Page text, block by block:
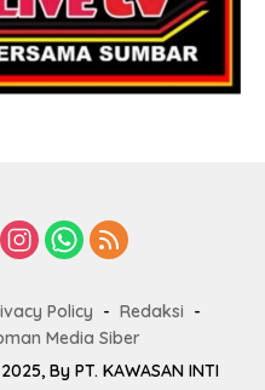
Policy
Redaksi
Media Siber
By PT. KAWASAN INTI